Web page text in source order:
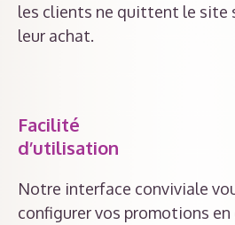
les clients ne quittent le site
leur achat.
Facilité
d’utilisation
Notre interface conviviale
configurer vos promotions en